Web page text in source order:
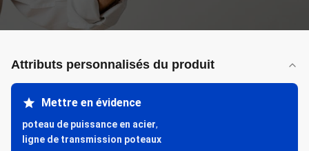
Attributs personnalisés du produit
Mettre en évidence
poteau de puissance en acier,
ligne de transmission poteaux